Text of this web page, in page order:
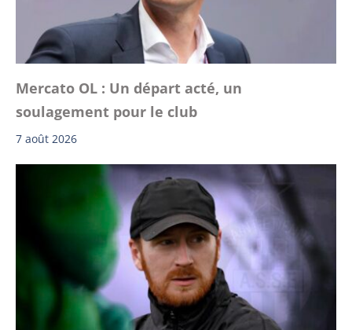
Mercato OL : Un départ acté, un
soulagement pour le club
7 août 2026